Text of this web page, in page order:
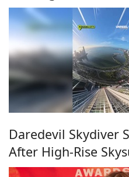
Daredevil Skydiver
After High-Rise